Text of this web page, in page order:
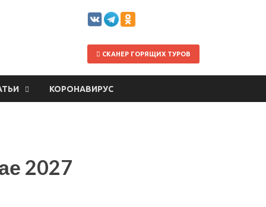
СКАНЕР ГОРЯЩИХ ТУРОВ
КОРОНАВИРУС
2027